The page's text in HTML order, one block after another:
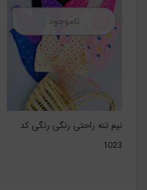
نیم تنه راحتی رنگی رنگی کد
1023
ناموجود